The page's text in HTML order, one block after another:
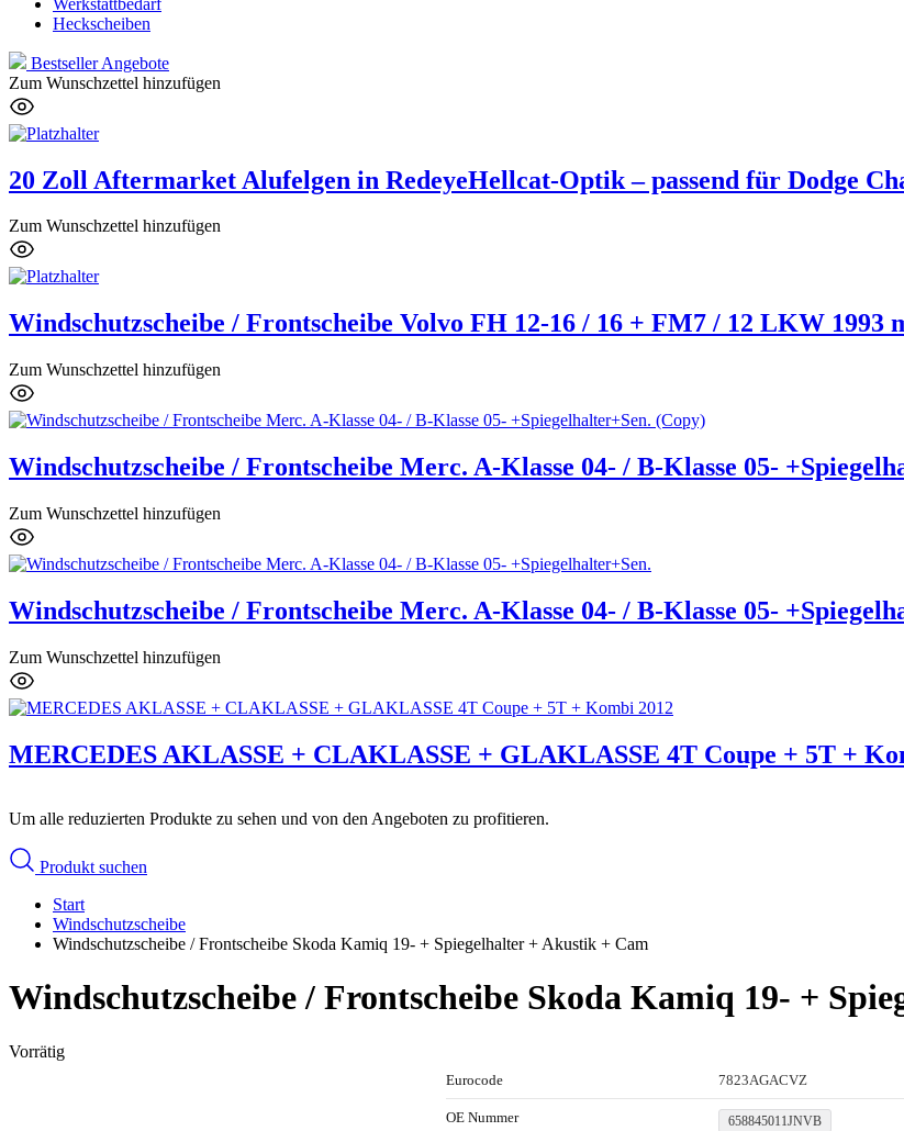
Heckscheiben
BestsellerAngebote
Zum Wunschzettel hinzufügen
20 Zoll Aftermarket Alufelgen in RedeyeHellcat-Optik – passend für Dodge
Zum Wunschzettel hinzufügen
Windschutzscheibe / Frontscheibe Volvo FH 12-16 / 16 + FM7 / 12 LKW 1993
Zum Wunschzettel hinzufügen
Windschutzscheibe / Frontscheibe Merc. A-Klasse 04- / B-Klasse 05-
Zum Wunschzettel hinzufügen
Windschutzscheibe / Frontscheibe Merc. A-Klasse 04- / B-Klasse 05-
Zum Wunschzettel hinzufügen
MERCEDES AKLASSE + CLAKLASSE + GLAKLASSE 4T Coupe + 5T +
Um alle reduzierten Produkte zu sehen und von den Angeboten zu profitieren.
Produkt suchen
Start
Windschutzscheibe
Windschutzscheibe / Frontscheibe Skoda Kamiq 19- + Spiegelhalter + Akustik + Cam
Windschutzscheibe / Frontscheibe Skoda Kamiq 19- +
Vorrätig
Eurocode 7823AGACVZ
OE Nummer 658845011JNVB